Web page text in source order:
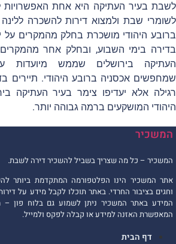
בעיר העתיקה היא אחת האפשרויות
שבת ולמצוא דירות להשכרה ללינה
היהודי מושכרת בחלק מהמקרים על
בימי השבוע, ובחלק אחר מהמקרים
בירושלים שממש מיועדות
אכסניה ברובע היהודי. תיירים
אלא יעדיפו צימר בעיר העתיקה
המושקעים ברמה גבוהה יותר.
– כל מה שצריך בשביל להשכיר דירה לשבת.
המשכיר הינו הפלטפורמה המתקדמת ביותר
בציבור החרדי. באתר תוכלו לקבל מידע על
באתר המשכיר ניתן לשמוע גם בלוח פון –
האזנה למידע או קבלה לפקס ולמייל.
דף הבית